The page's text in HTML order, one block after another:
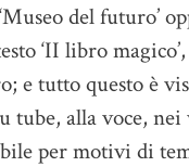
del futuro’
‘II libro
e tutto questo è
tube, alla voce,
per motivi di